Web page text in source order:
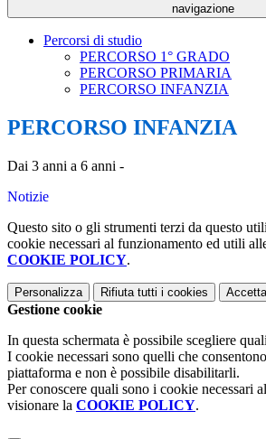
navigazione
Percorsi di studio
PERCORSO 1° GRADO
PERCORSO PRIMARIA
PERCORSO INFANZIA
PERCORSO INFANZIA
Dai 3 anni a 6 anni -
Notizie
Questo sito o gli strumenti terzi da questo
cookie necessari al funzionamento ed utili
COOKIE POLICY.
Personalizza Rifiuta tutti i cookies
Gestione cookie
In questa schermata è possibile scegliere
I cookie necessari sono quelli che
piattaforma e non è possibile disabilitarli.
Per conoscere quali sono i cookie necessari
visionare la COOKIE POLICY.